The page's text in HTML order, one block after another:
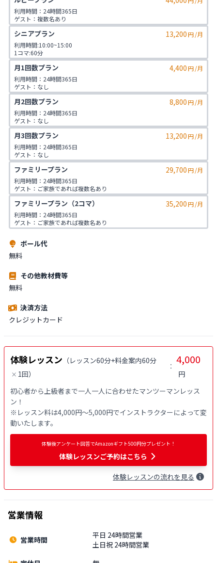
利用時間：24時間365日
ゲスト：複数名あり
1日3コマ予約可
シニアプラン 13,200円/月
利用時間:10:00~15:00
1コマ:60分
対象年齢:60歳以上
ゲスト:無し
月1回数プラン 4,400円/月
利用時間：24時間365日
ゲスト：なし
月2回数プラン 8,800円/月
利用時間：24時間365日
ゲスト：なし
月3回数プラン 13,200円/月
利用時間：24時間365日
ゲスト：なし
ファミリープラン 29,700円/月
利用時間：24時間365日
ゲスト：ご家族であれば複数名あり
※ご入会時にご家族名の登録をお願いしております。二親等までのご家
族が対象です。
ファミリープラン（2コマ） 35,200円/月
利用時間：24時間365日
ゲスト：ご家族であれば複数名あり
※ご入会時にご家族名の登録をお願いしております。二親等までのご家
ボール代
無料
その他教材費等
無料
決済方法
クレジットカード
体験レッスン （レッスン60分+料金案内60分
× 1回）
： 4,000
円
初心者から上級者まで一人一人に合わせたマンツーマンレッス
ン！
※レッスン料は4,000円〜5,000円でインストラクターによって変
動いたします。
体験後アンケート回答でAmazonギフト500円分プレゼント！
体験レッスンご予約はこちら
体験レッスンの流れを見る
営業情報
営業時間
平日 24時間営業
土日祝 24時間営業